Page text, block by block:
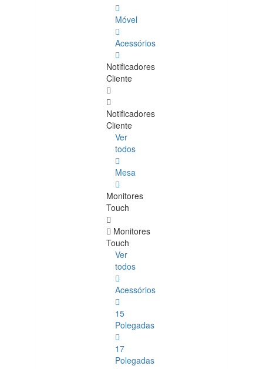
Móvel
Acessórios
Notificadores
Cliente
Notificadores
Cliente
Ver
todos
Mesa
Monitores
Touch
Monitores
Touch
Ver
todos
Acessórios
15
Polegadas
17
Polegadas